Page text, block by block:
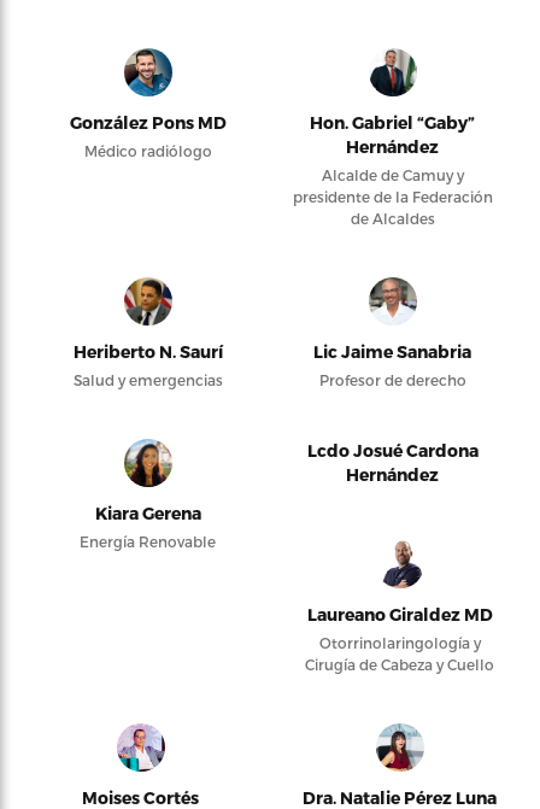
González Pons MD
Médico radiólogo
Hon. Gabriel “Gaby”
Hernández
Alcalde de Camuy y
presidente de la Federación
de Alcaldes
Heriberto N. Saurí
Salud y emergencias
Lic Jaime Sanabria
Profesor de derecho
Kiara Gerena
Energía Renovable
Lcdo Josué Cardona
Hernández
Laureano Giraldez MD
Otorrinolaringología y
Cirugía de Cabeza y Cuello
Moises Cortés Dra. Natalie Pérez Luna